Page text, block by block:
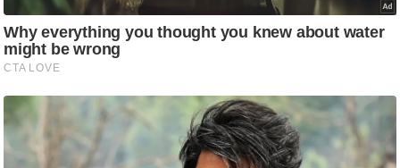
ई
.
चा
प
र
स